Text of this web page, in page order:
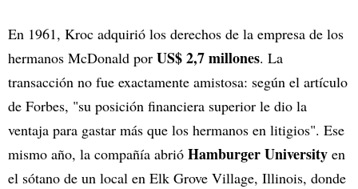
En 1961, Kroc adquirió los derechos de la empresa de los
hermanos McDonald por US$ 2,7 millones. La
transacción no fue exactamente amistosa: según el artículo
de Forbes, "su posición financiera superior le dio la
ventaja para gastar más que los hermanos en litigios". Ese
mismo año, la compañía abrió Hamburger University en
el sótano de un local en Elk Grove Village, Illinois, donde